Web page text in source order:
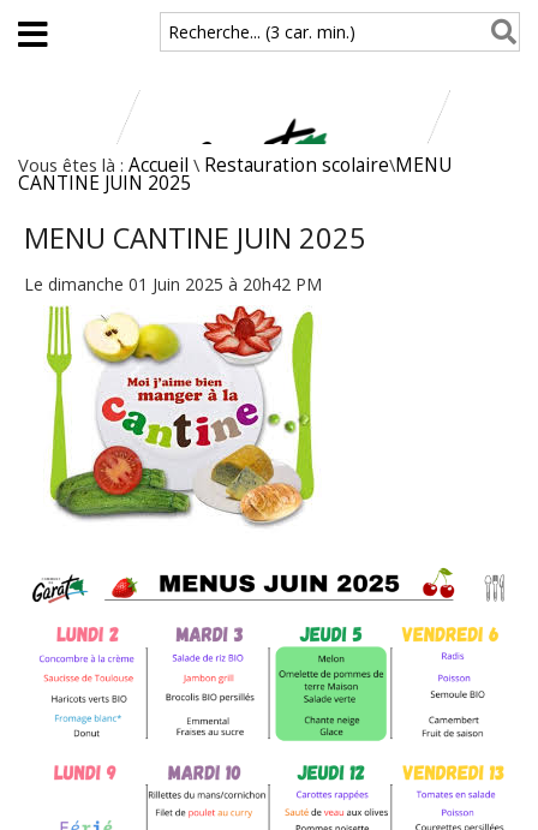
Aller au contenu principal
Recherche... (3 car. min.)
Vous êtes là : Accueil \ Restauration scolaire\MENU
CANTINE JUIN 2025
MENU CANTINE JUIN 2025
Le dimanche 01 Juin 2025 à 20h42 PM